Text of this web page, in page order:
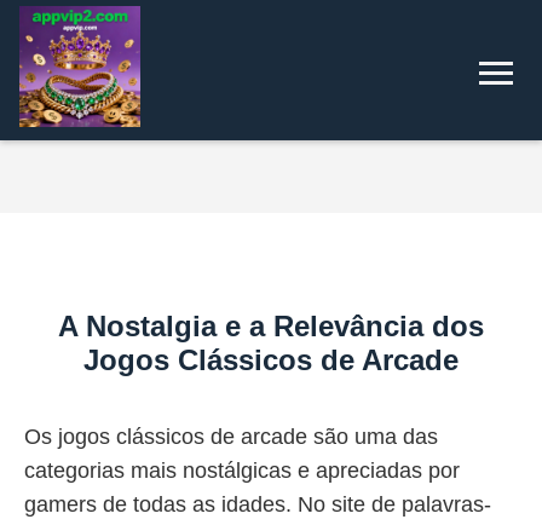
A Nostalgia e a Relevância dos
Jogos Clássicos de Arcade
Os jogos clássicos de arcade são uma das
categorias mais nostálgicas e apreciadas por
gamers de todas as idades. No site de palavras-